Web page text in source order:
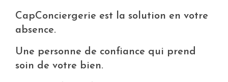
CapConciergerie est la solution en votre
absence.
Une personne de confiance qui prend
soin de votre bien.